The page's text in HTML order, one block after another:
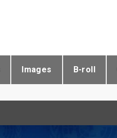
Images B-roll